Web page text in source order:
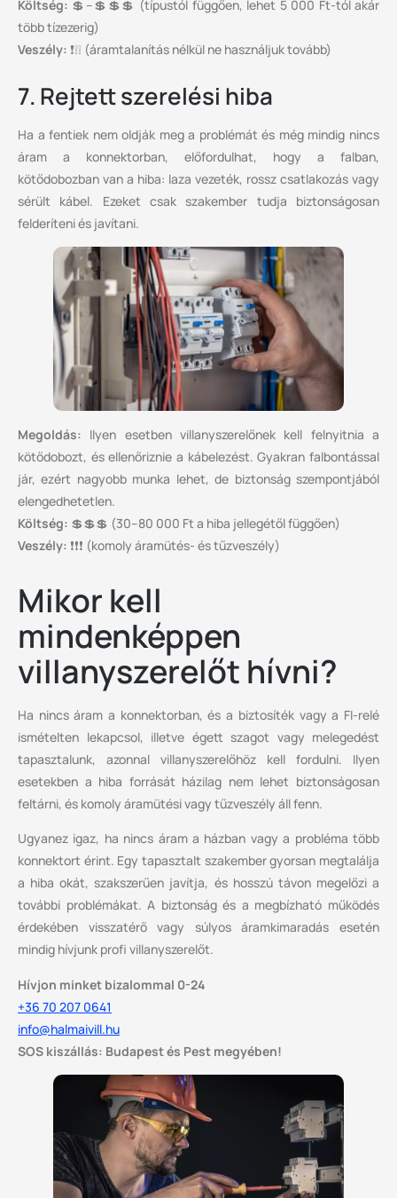
Költség: 💲–💲💲💲 (típustól függően, lehet 5 000 Ft-tól akár
több tízezerig)
Veszély: ❗❕❕ (áramtalanítás nélkül ne használjuk tovább)
7. Rejtett szerelési hiba
Ha a fentiek nem oldják meg a problémát és még mindig nincs
áram a konnektorban, előfordulhat, hogy a falban,
kötődobozban van a hiba: laza vezeték, rossz csatlakozás vagy
sérült kábel. Ezeket csak szakember tudja biztonságosan
felderíteni és javítani.
Megoldás: Ilyen esetben villanyszerelőnek kell felnyitnia a
kötődobozt, és ellenőriznie a kábelezést. Gyakran falbontással
jár, ezért nagyobb munka lehet, de biztonság szempontjából
elengedhetetlen.
Költség: 💲💲💲 (30–80 000 Ft a hiba jellegétől függően)
Veszély: ❗❗❗ (komoly áramütés- és tűzveszély)
Mikor kell
mindenképpen
villanyszerelőt hívni?
Ha nincs áram a konnektorban, és a biztosíték vagy a FI-relé
ismételten lekapcsol, illetve égett szagot vagy melegedést
tapasztalunk, azonnal villanyszerelőhöz kell fordulni. Ilyen
esetekben a hiba forrását házilag nem lehet biztonságosan
feltárni, és komoly áramütési vagy tűzveszély áll fenn.
Ugyanez igaz, ha nincs áram a házban vagy a probléma több
konnektort érint. Egy tapasztalt szakember gyorsan megtalálja
a hiba okát, szakszerűen javítja, és hosszú távon megelőzi a
további problémákat. A biztonság és a megbízható működés
érdekében visszatérő vagy súlyos áramkimaradás esetén
mindig hívjunk profi villanyszerelőt.
Hívjon minket bizalommal 0-24
+36 70 207 0641
info@halmaivill.hu
SOS kiszállás: Budapest és Pest megyében!